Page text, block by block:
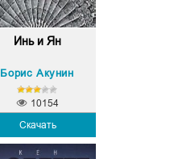
Инь и Ян
Борис Акунин
Скачать
10154